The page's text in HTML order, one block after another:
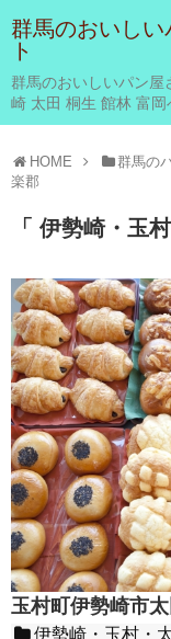
群馬のおいし
ト
群馬のおいしいパン
崎 太田 桐生 館林 富
HOME 群馬の
楽郡
「 伊勢崎・玉
玉村町伊勢崎市
伊勢崎・玉村・